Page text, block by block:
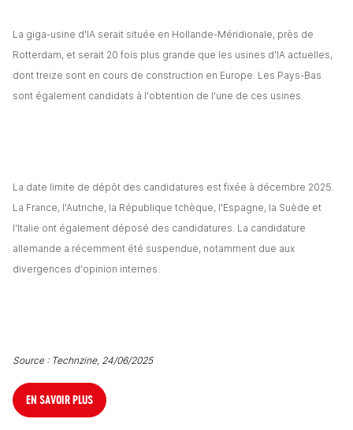
La giga-usine d'IA serait située en Hollande-Méridionale, près de
Rotterdam, et serait 20 fois plus grande que les usines d'IA actuelles,
dont treize sont en cours de construction en Europe. Les Pays-Bas
sont également candidats à l'obtention de l'une de ces usines.
La date limite de dépôt des candidatures est fixée à décembre 2025.
La France, l'Autriche, la République tchèque, l'Espagne, la Suède et
l'Italie ont également déposé des candidatures. La candidature
allemande a récemment été suspendue, notamment due aux
divergences d'opinion internes.
Source : Technzine, 24/06/2025
EN SAVOIR PLUS